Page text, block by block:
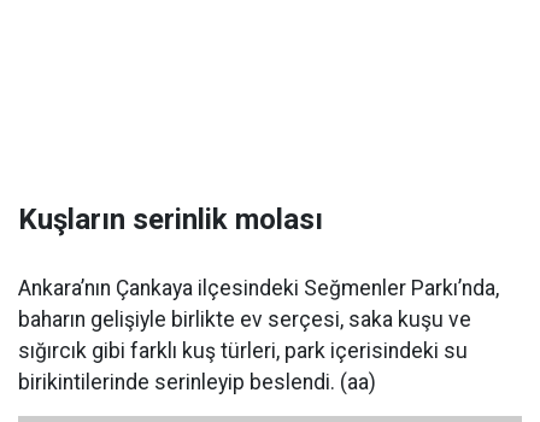
Kuşların serinlik molası
Ankara’nın Çankaya ilçesindeki Seğmenler Parkı’nda,
baharın gelişiyle birlikte ev serçesi, saka kuşu ve
sığırcık gibi farklı kuş türleri, park içerisindeki su
birikintilerinde serinleyip beslendi. (aa)